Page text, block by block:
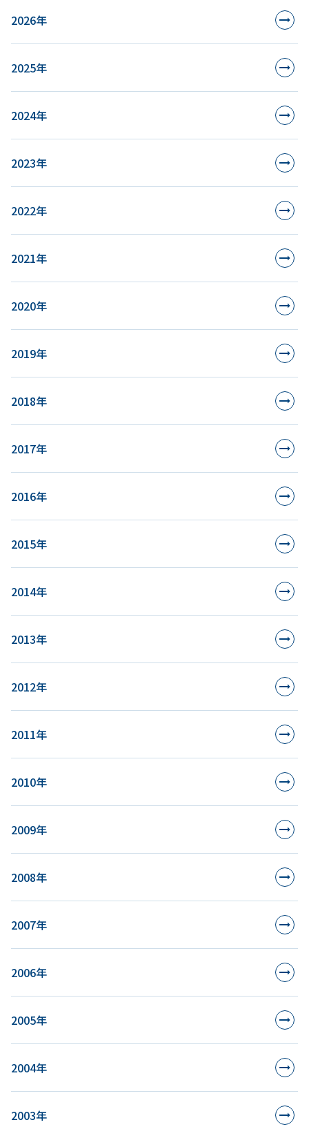
2026年
2025年
2024年
2023年
2022年
2021年
2020年
2019年
2018年
2017年
2016年
2015年
2014年
2013年
2012年
2011年
2010年
2009年
2008年
2007年
2006年
2005年
2004年
2003年